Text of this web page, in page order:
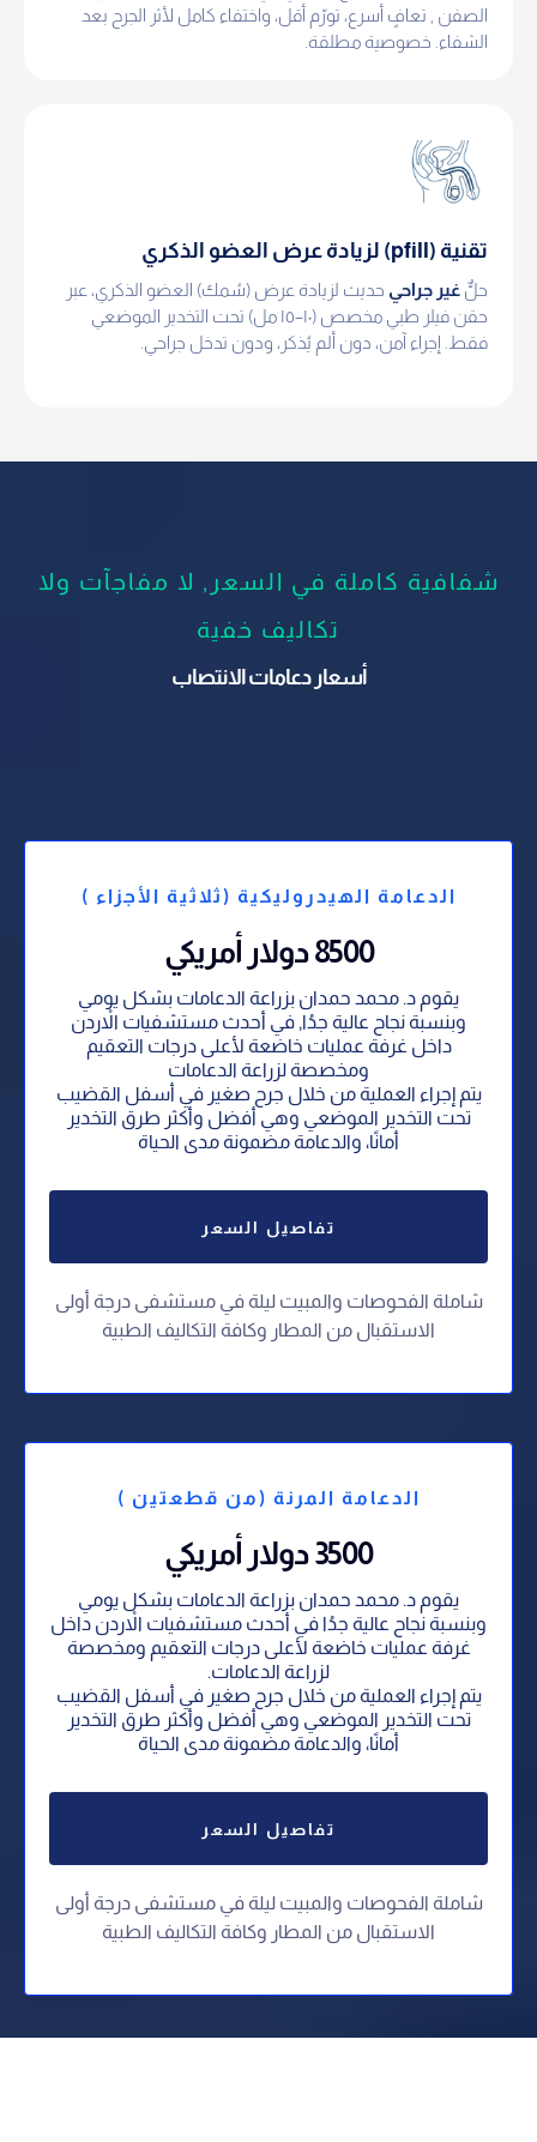
الصفن , تعافٍ أسرع، تورّم أقل، واختفاء كامل لأثر الجرح بعد
الشفاء. خصوصية مطلقة.
تقنية (pfill) لزيادة عرض العضو الذكري
حلٌّ غير جراحي حديث لزيادة عرض (سُمك) العضو الذكري، عبر
حقن فيلر طبي مخصص (١٠–١٥ مل) تحت التخدير الموضعي
فقط. إجراء آمن، دون ألم يُذكر، ودون تدخل جراحي.
شفافية كاملة في السعر, لا مفاجآت ولا
تكاليف خفية
أسعار دعامات الانتصاب
الدعامة الهيدروليكية (ثلاثية الأجزاء )
8500 دولار أمريكي
يقوم د. محمد حمدان بزراعة الدعامات بشكل يومي
وبنسبة نجاح عالية جدُا, في أحدث مستشفيات الاْردن
داخل غرفة عمليات خاضعة لأعلى درجات التعقيم
ومخصصة لزراعة الدعامات
يتم إجراء العملية من خلال جرح صغير في أسفل القضيب
تحت التخدير الموضعي وهي أفضل وأكثر طرق التخدير
أمانًا، والدعامة مضمونة مدى الحياة
تفاصيل السعر
شاملة الفحوصات والمبيت ليلة في مستشفى درجة أولى
⁠الاستقبال من المطار وكافة التكاليف الطبية
الدعامة المرنة (من قطعتين )
3500 دولار أمريكي
يقوم د. محمد حمدان بزراعة الدعامات بشكل يومي
وبنسبة نجاح عالية جدُا في أحدث مستشفيات الاْردن داخل
غرفة عمليات خاضعة لأعلى درجات التعقيم ومخصصة
لزراعة الدعامات.
يتم إجراء العملية من خلال جرح صغير في أسفل القضيب
تحت التخدير الموضعي وهي أفضل وأكثر طرق التخدير
أمانًا، والدعامة مضمونة مدى الحياة
تفاصيل السعر
شاملة الفحوصات والمبيت ليلة في مستشفى درجة أولى
⁠الاستقبال من المطار وكافة التكاليف الطبية